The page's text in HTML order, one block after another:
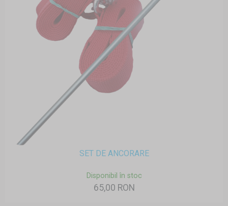
SET DE ANCORARE
Disponibil în stoc
65,00 RON